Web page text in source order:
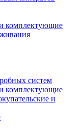
комплектующие
систем
комплектующие
и